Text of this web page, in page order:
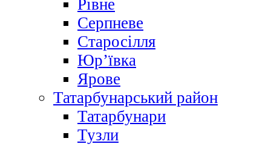
Рівне
Серпневе
Старосілля
Юр’ївка
Ярове
Татарбунарський район
Татарбунари
Тузли